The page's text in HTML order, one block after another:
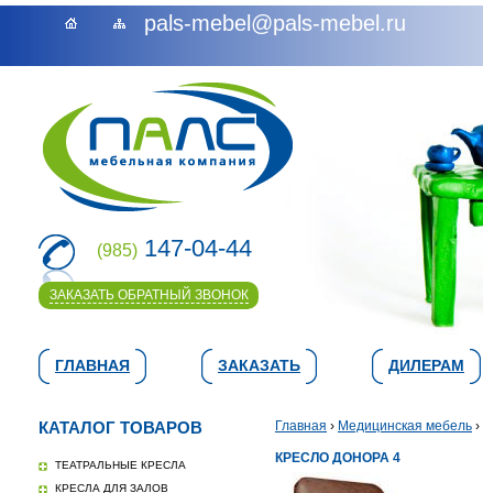
pals-mebel@pals-mebel.ru
(985) 147-04-44
ЗАКАЗАТЬ ОБРАТНЫЙ ЗВОНОК
ГЛАВНАЯ ЗАКАЗАТЬ ДИЛЕРАМ
КАТАЛОГ ТОВАРОВ
ТЕАТРАЛЬНЫЕ КРЕСЛА
КРЕСЛА ДЛЯ ЗАЛОВ
Главная › Медицинская мебель ›
КРЕСЛО ДОНОРА 4